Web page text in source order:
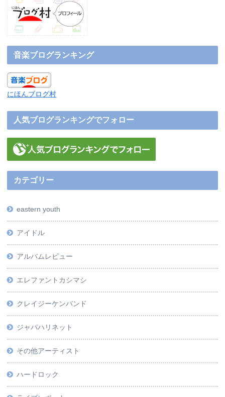
音楽ブログランキング
にほんブログ村
人気ブログランキングでフォロー
カテゴリー
eastern youth
アイドル
アルバムレビュー
エレファントカシマシ
クレイジーケンバンド
ジャパハリネット
その他アーティスト
ハードロック